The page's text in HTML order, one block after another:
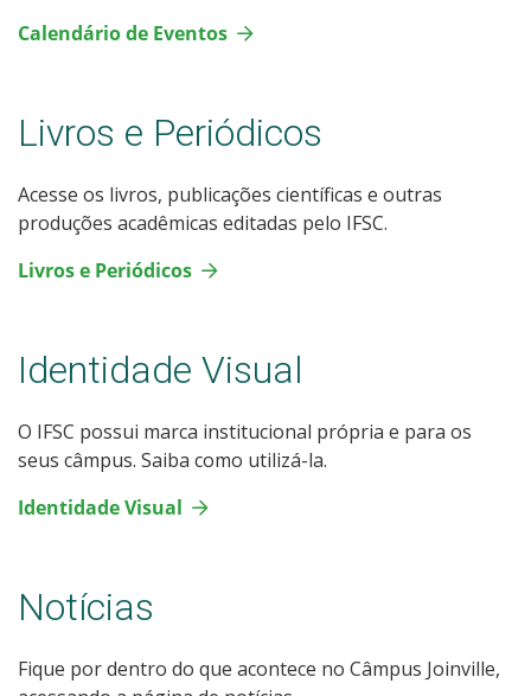
Calendário de Eventos
Livros e Periódicos
Acesse os livros, publicações científicas e outras
produções acadêmicas editadas pelo IFSC.
Livros e Periódicos
Identidade Visual
O IFSC possui marca institucional própria e para os
seus câmpus. Saiba como utilizá-la.
Identidade Visual
Notícias
Fique por dentro do que acontece no Câmpus Joinville,